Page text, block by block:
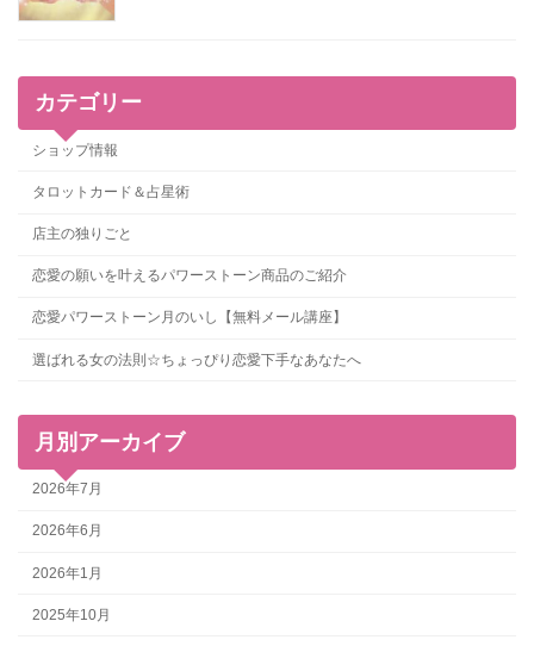
カテゴリー
ショップ情報
タロットカード＆占星術
店主の独りごと
恋愛の願いを叶えるパワーストーン商品のご紹介
恋愛パワーストーン月のいし【無料メール講座】
選ばれる女の法則☆ちょっぴり恋愛下手なあなたへ
月別アーカイブ
2026年7月
2026年6月
2026年1月
2025年10月